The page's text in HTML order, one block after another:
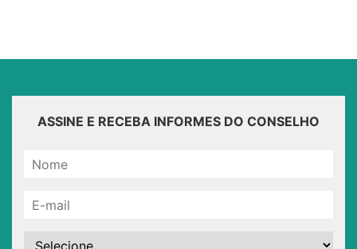
ASSINE E RECEBA INFORMES DO CONSELHO